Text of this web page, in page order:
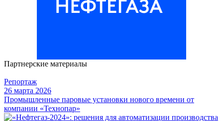
Партнерские материалы
Репортаж
26 марта 2026
Промышленные паровые установки нового времени от
компании «Технопар»